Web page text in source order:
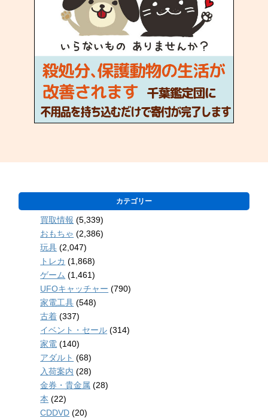
カテゴリー
買取情報 (5,339)
おもちゃ (2,386)
玩具 (2,047)
トレカ (1,868)
ゲーム (1,461)
UFOキャッチャー (790)
家電工具 (548)
古着 (337)
イベント・セール (314)
家電 (140)
アダルト (68)
入荷案内 (28)
金券・貴金属 (28)
本 (22)
CDDVD (20)